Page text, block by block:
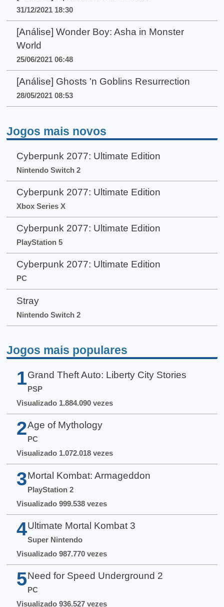
31/12/2021 18:30
[Análise] Wonder Boy: Asha in Monster
World
25/06/2021 06:48
[Análise] Ghosts 'n Goblins Resurrection
28/05/2021 08:53
Jogos mais novos
Cyberpunk 2077: Ultimate Edition
Nintendo Switch 2
Cyberpunk 2077: Ultimate Edition
Xbox Series X
Cyberpunk 2077: Ultimate Edition
PlayStation 5
Cyberpunk 2077: Ultimate Edition
PC
Stray
Nintendo Switch 2
Jogos mais populares
1 Grand Theft Auto: Liberty City Stories
PSP
Visualizado 1.884.090 vezes
2 Age of Mythology
PC
Visualizado 1.072.018 vezes
3 Mortal Kombat: Armageddon
PlayStation 2
Visualizado 999.538 vezes
4 Ultimate Mortal Kombat 3
Super Nintendo
Visualizado 987.770 vezes
5 Need for Speed Underground 2
PC
Visualizado 936.527 vezes